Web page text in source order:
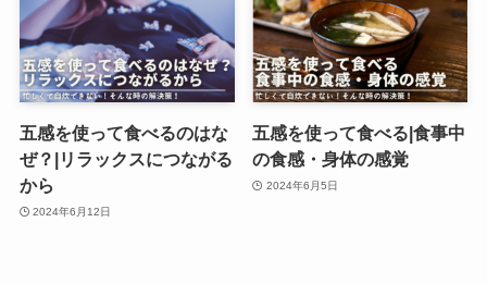
五感を使って食べるのはな
ぜ？|リラックスにつながる
から
2024年6月12日
五感を使って食べる|食事中
の食感・身体の感覚
2024年6月5日